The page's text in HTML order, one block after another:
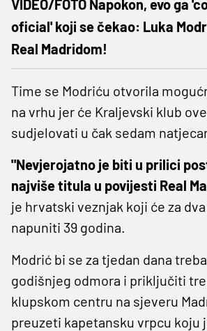
VIDEO/FOTO Napokon, evo ga
oficial' koji se čekao: Luka
Real Madridom!
Time se Modriću otvorila
na vrhu jer će Kraljevski klub
sudjelovati u čak sedam
"Nevjerojatno je biti u prilici
najviše titula u povijesti Real
je hrvatski veznjak koji će za
napuniti 39 godina.
Modrić bi se za tjedan dana
godišnjeg odmora i priključiti
klupskom centru na sjeveru
preuzeti kapetansku vrpcu koju